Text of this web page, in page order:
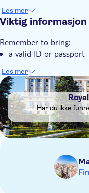
Små Grupper
Elektronisk billett
Les mer
Viktig informasjon
Remember to bring:
a valid ID or passport
Les mer
DSA1Royal Palace
Har du ikke